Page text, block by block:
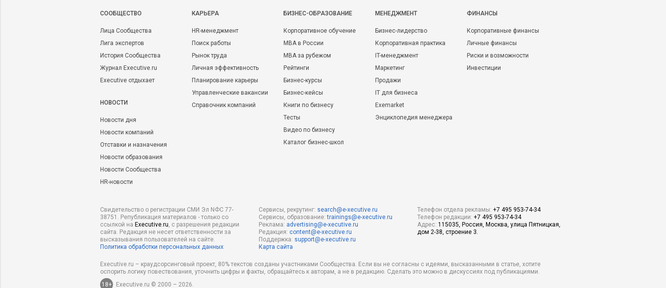
CООБЩЕСТВО
Лица Сообщества
Лига экспертов
История Сообщества
Журнал Executive.ru
Executive отдыхает
НОВОСТИ
Новости дня
Новости компаний
Отставки и назначения
Новости образования
Новости Сообщества
HR-новости
КАРЬЕРА
HR-менеджмент
Поиск работы
Рынок труда
Личная эффективность
Планирование карьеры
Управленческие вакансии
Справочник компаний
БИЗНЕС-ОБРАЗОВАНИЕ
Корпоративное обучение
MBA в России
MBA за рубежом
Рейтинги
Бизнес-курсы
Бизнес-кейсы
Книги по бизнесу
Тесты
Видео по бизнесу
Каталог бизнес-школ
МЕНЕДЖМЕНТ
Бизнес-лидерство
Корпоративная практика
IT-менеджмент
Маркетинг
Продажи
IT для бизнеса
Exemarket
Энциклопедия менеджера
ФИНАНСЫ
Корпоративные финансы
Личные финансы
Риски и возможности
Инвестиции
Свидетельство о регистрации СМИ Эл NФС 77-
38751. Републикация материалов - только со
ссылкой на Executive.ru, с разрешения редакции
сайта. Редакция не несет ответственности за
высказывания пользователей на сайте.
Политика обработки персональных данных
Сервисы, рекрутинг: search@e-xecutive.ru
Сервисы, образование:trainings@e-xecutive.ru
Реклама: advertising@e-xecutive.ru
Редакция: content@e-xecutive.ru
Поддержка: support@e-xecutive.ru
Карта сайта
Телефон отдела рекламы: +7 495 953-74-34
Телефон редакции: +7 495 953-74-34
Адрес: 115035, Россия, Москва, улица Пятницкая,
дом 2-38, строение 3.
Executive.ru – краудсорсинговый проект, 80% текстов созданы участниками Сообщества. Если вы не согласны с идеями, высказанными в статье, хотите
оспорить логику повествования, уточнить цифры и факты, обращайтесь к авторам, а не в редакцию. Сделать это можно в дискуссиях под публикациями.
18+
Executive.ru © 2000 – 2026.